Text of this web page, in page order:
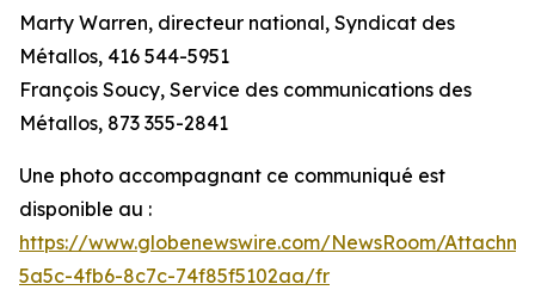
Marty Warren, directeur national, Syndicat des
Métallos, 416 544-5951
François Soucy, Service des communications des
Métallos, 873 355-2841
Une photo accompagnant ce communiqué est
disponible au :
https://www.globenewswire.com/NewsRoom/
5a5c-4fb6-8c7c-74f85f5102aa/fr